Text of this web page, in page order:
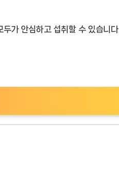
가 안심하고 섭취할 수 있습니다.